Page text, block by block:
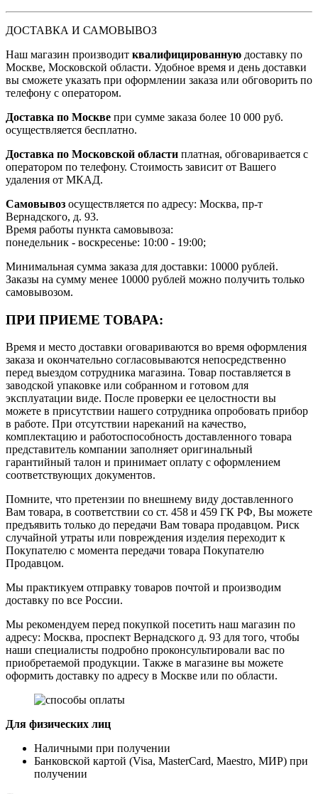
ДОСТАВКА И САМОВЫВОЗ
Наш магазин производит квалифицированную доставку по
Москве, Московской области. Удобное время и день доставки
вы сможете указать при оформлении заказа или обговорить по
телефону с оператором.
Доставка по Москве при сумме заказа более 10 000 руб.
осуществляется бесплатно.
Доставка по Московской области платная, обговаривается с
оператором по телефону. Стоимость зависит от Вашего
удаления от МКАД.
Самовывоз осуществляется по адресу: Москва, пр-т
Вернадского, д. 93.
Время работы пункта самовывоза:
понедельник - воскресенье: 10:00 - 19:00;
Минимальная сумма заказа для доставки: 10000 рублей.
Заказы на сумму менее 10000 рублей можно получить только
самовывозом.
ПРИ ПРИЕМЕ ТОВАРА:
Время и место доставки оговариваются во время оформления
заказа и окончательно согласовываются непосредственно
перед выездом сотрудника магазина. Товар поставляется в
заводской упаковке или собранном и готовом для
эксплуатации виде. После проверки ее целостности вы
можете в присутствии нашего сотрудника опробовать прибор
в работе. При отсутствии нареканий на качество,
комплектацию и работоспособность доставленного товара
представитель компании заполняет оригинальный
гарантийный талон и принимает оплату с оформлением
соответствующих документов.
Помните, что претензии по внешнему виду доставленного
Вам товара, в соответствии со ст. 458 и 459 ГК РФ, Вы можете
предъявить только до передачи Вам товара продавцом. Риск
случайной утраты или повреждения изделия переходит к
Покупателю с момента передачи товара Покупателю
Продавцом.
Мы практикуем отправку товаров почтой и производим
доставку по все России.
Мы рекомендуем перед покупкой посетить наш магазин по
адресу: Москва, проспект Вернадского д. 93 для того, чтобы
наши специалисты подробно проконсультировали вас по
приобретаемой продукции. Также в магазине вы можете
оформить доставку по адресу в Москве или по области.
Для физических лиц
Наличными при получении
Банковской картой (Visa, MasterCard, Maestro, МИР) при
получении